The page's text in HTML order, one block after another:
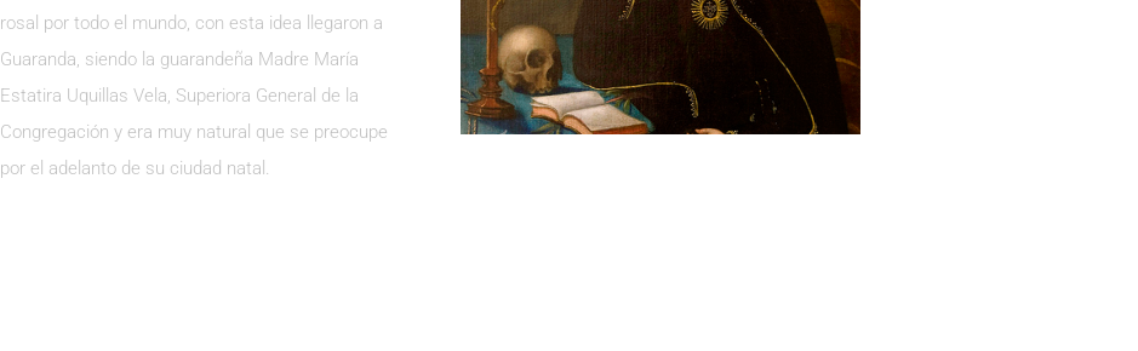
rosal por todo el mundo, con esta idea llegaron a
Guaranda, siendo la guarandeña Madre María
Estatira Uquillas Vela, Superiora General de la
Congregación y era muy natural que se preocupe
por el adelanto de su ciudad natal.